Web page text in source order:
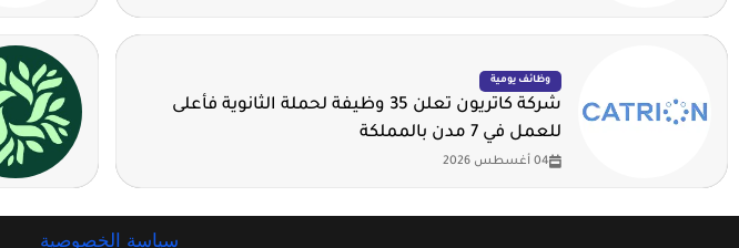
وظائف يومية
شركة كاتريون تعلن 35 وظيفة لحملة الثانوية فأعلى
للعمل في 7 مدن بالمملكة
04 أغسطس 2026
سياسة الخصوصية